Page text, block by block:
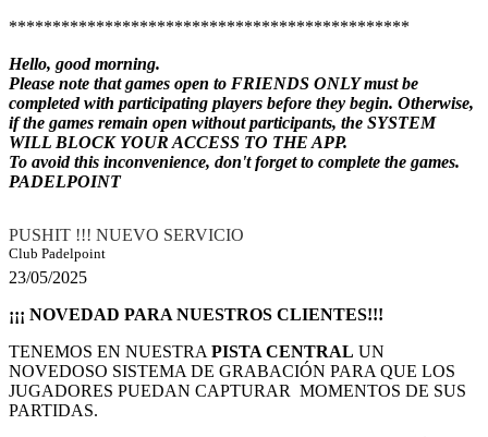
**********************************************
Hello, good morning.
Please note that games open to FRIENDS ONLY must be
completed with participating players before they begin. Otherwise,
if the games remain open without participants, the SYSTEM
WILL BLOCK YOUR ACCESS TO THE APP.
To avoid this inconvenience, don't forget to complete the games.
PADELPOINT
PUSHIT !!! NUEVO SERVICIO
Club Padelpoint
23/05/2025
¡¡¡ NOVEDAD PARA NUESTROS CLIENTES!!!
TENEMOS EN NUESTRA PISTA CENTRAL UN
NOVEDOSO SISTEMA DE GRABACIÓN PARA QUE LOS
JUGADORES PUEDAN CAPTURAR MOMENTOS DE SUS
PARTIDAS.